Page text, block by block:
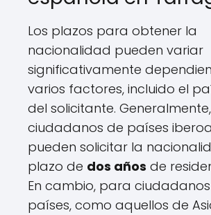
Los plazos para obtener la
nacionalidad pueden variar
significativamente
varios factores, incluido el
del solicitante.
ciudadanos de países
pueden solicitar la
plazo de dos años de
En cambio, para
países, como aquellos de